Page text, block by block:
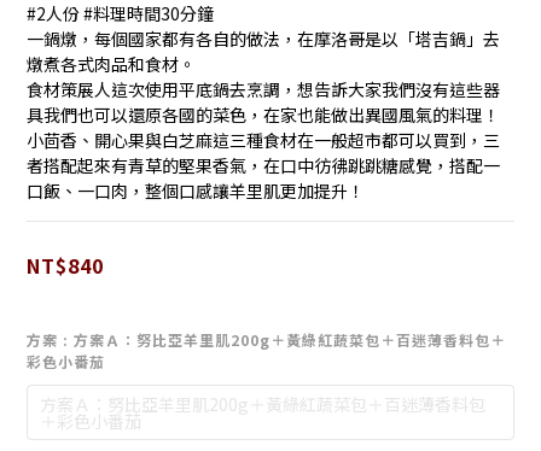
#2人份 #料理時間30分鐘
一鍋燉，每個國家都有各自的做法，在摩洛哥是以「塔吉鍋」去
燉煮各式肉品和食材。
食材策展人這次使用平底鍋去烹調，想告訴大家我們沒有這些器
具我們也可以還原各國的菜色，在家也能做出異國風氣的料理！
小茴香、開心果與白芝麻這三種食材在一般超市都可以買到，三
者搭配起來有青草的堅果香氣，在口中彷彿跳跳糖感覺，搭配一
口飯、一口肉，整個口感讓羊里肌更加提升！
NT$840
方案 : 方案Ａ：努比亞羊里肌200g＋黃綠紅蔬菜包＋百迷薄香料包＋
彩色小番茄
方案Ａ：努比亞羊里肌200g＋黃綠紅蔬菜包＋百迷薄香料包
＋彩色小番茄